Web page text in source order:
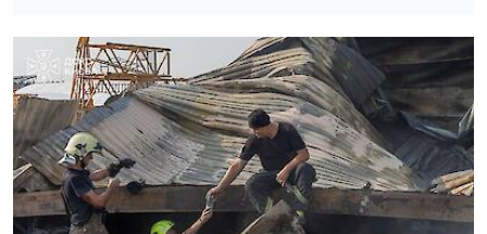
Російські удари по складах: чи чекати дефіциту товарів і
зростання цін в Україні
Микола Потика